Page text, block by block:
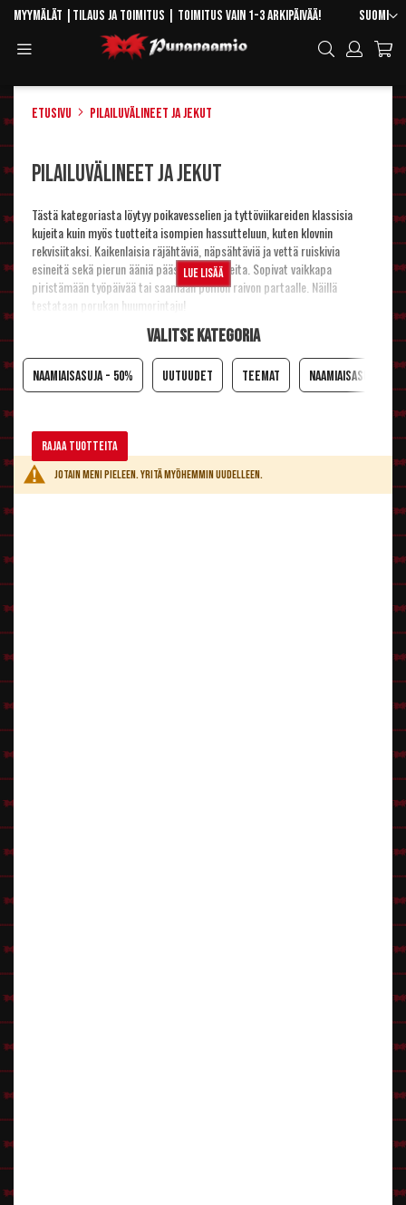
Skip
Content
Kieli
Suomi
Myymälät Tilaus ja toimitus | Toimitus vain 1-3 arkipäivää!
Hae
Etusivu Pilailuvälineet ja jekut
Pilailuvälineet ja jekut
Tästä kategoriasta löytyy poikavesselien ja tyttöviikareiden klassisia
kujeita kuin myös tuotteita isompien hassutteluun, kuten klovnin
rekvisiitaksi. Kaikenlaisia räjähtäviä, näpsähtäviä ja vettä ruiskivia
esineitä sekä pierun ääniä päästäviä kapineita. Sopivat vaikkapa
piristämään työpäivää tai saamaan pomon raivon partaalle. Näillä
testataan porukan huumorintaju!
Lue lisää
Valitse kategoria
NAAMIAISASUJA - 50% UUTUUDET Teemat Naamiaisasut
Rajaa tuotteita
Jotain meni pieleen. Yritä myöhemmin uudelleen.